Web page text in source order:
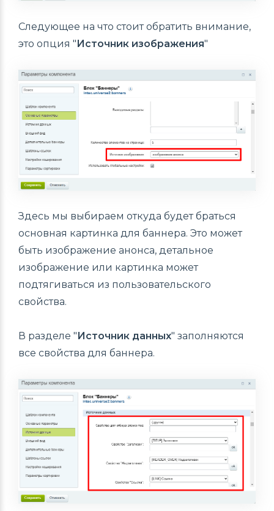
Следующее на что стоит обратить внимание,
это опция "Источник изображения"
Здесь мы выбираем откуда будет браться
основная картинка для баннера. Это может
быть изображение анонса, детальное
изображение или картинка может
подтягиваться из пользовательского
свойства.
В разделе "Источник данных" заполняются
все свойства для баннера.